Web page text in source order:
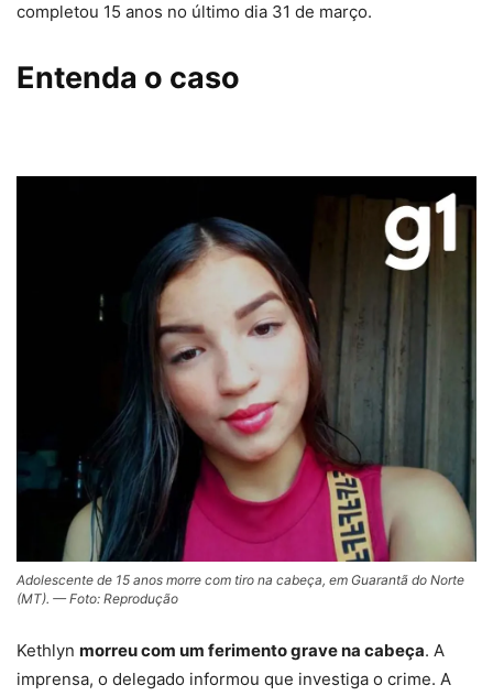
completou 15 anos no último dia 31 de março.
Entenda o caso
Adolescente de 15 anos morre com tiro na cabeça, em Guarantã do Norte
(MT). — Foto: Reprodução
Kethlyn morreu com um ferimento grave na cabeça. A
imprensa, o delegado informou que investiga o crime. A